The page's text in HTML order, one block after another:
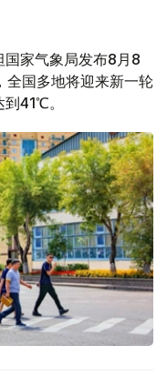
国家气象局发布8月8
全国多地将迎来新一轮
41℃。